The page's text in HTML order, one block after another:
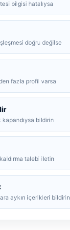
bilgisi hatalıysa
doğru değilse
fazla profil varsa
kapandıysa bildirin
talebi iletin
aykırı içerikleri bildirin